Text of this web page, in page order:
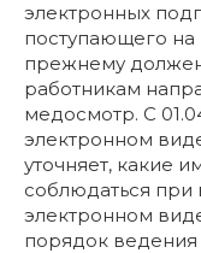
электронных
поступающего на
прежнему
работникам
медосмотр. С
электронном
уточняет, какие
соблюдаться при
электронном
порядок ведения